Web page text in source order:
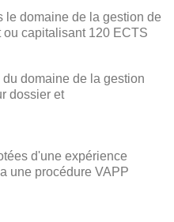
le domaine de la gestion de
ou capitalisant 120 ECTS
domaine de la gestion
dossier et
d'une expérience
une procédure VAPP